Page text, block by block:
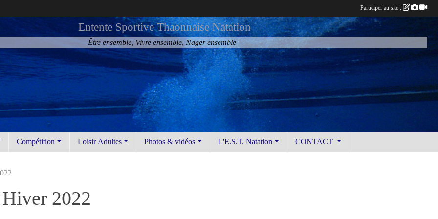
Entente Sportive Thaonnaise Natation
Être ensemble, Vivre ensemble, Nager ensemble
Compétition Loisir Adultes Photos & vidéos L'E.S.T. Natation CONTACT
2022
Participer au site :